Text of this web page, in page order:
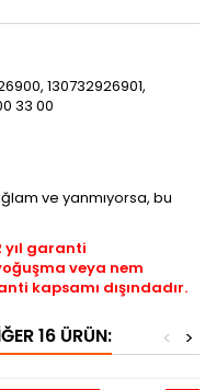
130732926901,
33 00
ve yanmıyorsa, bu
yıl garanti
veya nem
kapsamı dışındadır.
16 ÜRÜN: >
<